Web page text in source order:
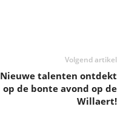
Volgend artikel
Nieuwe talenten ontdekt
op de bonte avond op de
Willaert!